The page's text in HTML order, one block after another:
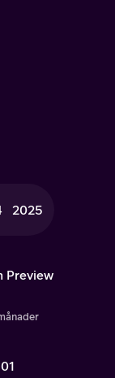
2025
Preview